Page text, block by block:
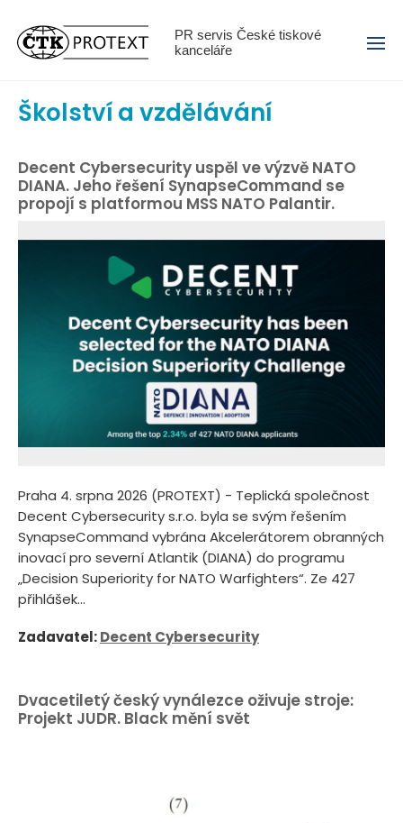
PR servis České tiskové
kanceláře
Menu
Školství a vzdělávání
Decent Cybersecurity uspěl ve výzvě NATO
DIANA. Jeho řešení SynapseCommand se
propojí s platformou MSS NATO Palantir.
Praha 4. srpna 2026 (PROTEXT) - Teplická společnost
Decent Cybersecurity s.r.o. byla se svým řešením
SynapseCommand vybrána Akcelerátorem obranných
inovací pro severní Atlantik (DIANA) do programu
„Decision Superiority for NATO Warfighters“. Ze 427
přihlášek...
Zadavatel:Decent Cybersecurity
Dvacetiletý český vynálezce oživuje stroje:
Projekt JUDR. Black mění svět